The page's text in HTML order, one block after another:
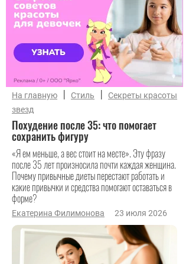
На главную | Стиль |
Секреты красоты
звезд
Похудение после 35: что помогает
сохранить фигуру
«Я ем меньше, а вес стоит на месте». Эту фразу
после 35 лет произносила почти каждая женщина.
Почему привычные диеты перестают работать и
какие привычки и средства помогают оставаться в
форме?
Екатерина Филимонова 23 июля 2026